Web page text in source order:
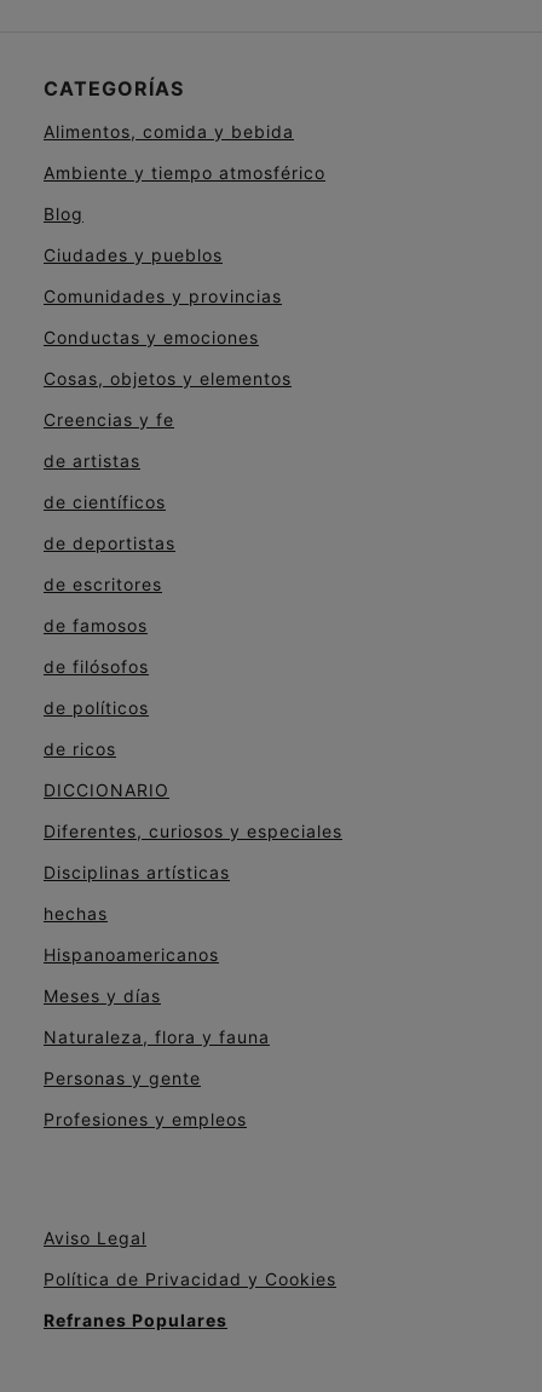
CATEGORÍAS
Alimentos, comida y bebida
Ambiente y tiempo atmosférico
Blog
Ciudades y pueblos
Comunidades y provincias
Conductas y emociones
Cosas, objetos y elementos
Creencias y fe
de artistas
de científicos
de deportistas
de escritores
de famosos
de filósofos
de políticos
de ricos
DICCIONARIO
Diferentes, curiosos y especiales
Disciplinas artísticas
hechas
Hispanoamericanos
Meses y días
Naturaleza, flora y fauna
Personas y gente
Profesiones y empleos
Aviso Legal
Política de Privacidad y Cookies
Refranes Populares